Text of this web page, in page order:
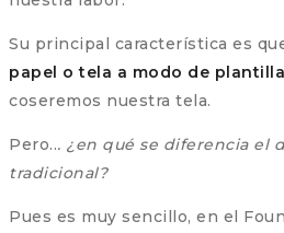
Su principal característica es
papel o tela a modo de plantilla
coseremos nuestra tela.
Pero... ¿en qué se diferencia el
tradicional?
Pues es muy sencillo, en el